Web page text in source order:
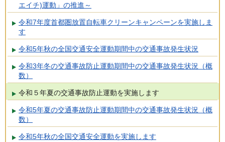
エイチ)運動」の推進～
令和7年度首都圏放置自転車クリーンキャンペーンを実施しま
す
令和5年秋の全国交通安全運動期間中の交通事故発生状況
令和3年冬の交通事故防止運動期間中の交通事故発生状況（概
数）
令和５年夏の交通事故防止運動を実施します
令和5年夏の交通事故防止運動期間中の交通事故発生状況（概
数）
令和5年秋の全国交通安全運動を実施します